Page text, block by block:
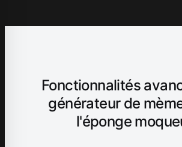
Fonctionnalités
générateur de
l'éponge